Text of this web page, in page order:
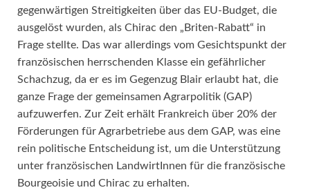
gegenwärtigen Streitigkeiten über das EU-Budget, die
ausgelöst wurden, als Chirac den „Briten-Rabatt“ in
Frage stellte. Das war allerdings vom Gesichtspunkt der
französischen herrschenden Klasse ein gefährlicher
Schachzug, da er es im Gegenzug Blair erlaubt hat, die
ganze Frage der gemeinsamen Agrarpolitik (GAP)
aufzuwerfen. Zur Zeit erhält Frankreich über 20% der
Förderungen für Agrarbetriebe aus dem GAP, was eine
rein politische Entscheidung ist, um die Unterstützung
unter französischen LandwirtInnen für die französische
Bourgeoisie und Chirac zu erhalten.